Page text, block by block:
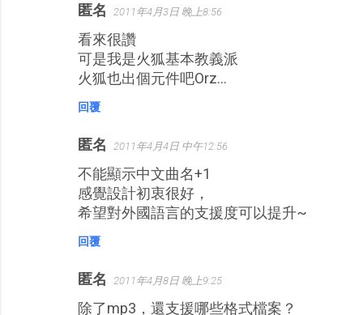
匿名 2011年4月3日 晚上8:56
看來很讚
可是我是火狐基本教義派
火狐也出個元件吧Orz...
回覆
匿名 2011年4月4日 中午12:56
不能顯示中文曲名+1
感覺設計初衷很好，
希望對外國語言的支援度可以提升~
回覆
匿名 2011年4月8日 晚上9:25
除了mp3，還支援哪些格式檔案？